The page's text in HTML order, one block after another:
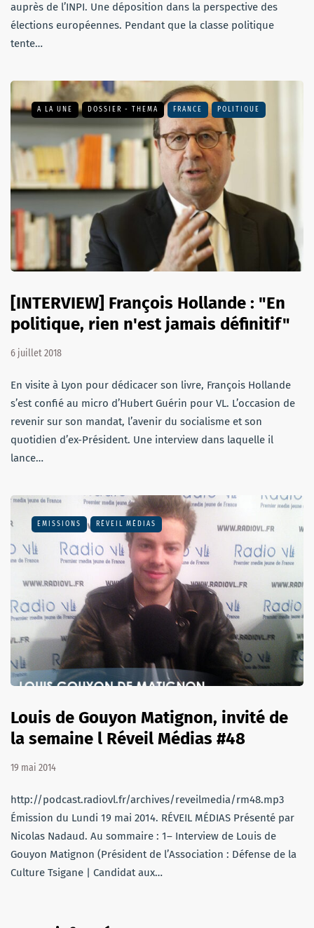
auprès de l’INPI. Une déposition dans la perspective des
élections européennes. Pendant que la classe politique
tente…
A LA UNE DOSSIER - THEMA FRANCE POLITIQUE
[INTERVIEW] François Hollande : "En
politique, rien n'est jamais définitif"
6 juillet 2018
En visite à Lyon pour dédicacer son livre, François Hollande
s’est confié au micro d’Hubert Guérin pour VL. L’occasion de
revenir sur son mandat, l’avenir du socialisme et son
quotidien d’ex-Président. Une interview dans laquelle il
lance…
EMISSIONS RÉVEIL MÉDIAS
Louis de Gouyon Matignon, invité de
la semaine l Réveil Médias #48
19 mai 2014
http://podcast.radiovl.fr/archives/reveilmedia/rm48.mp3
Émission du Lundi 19 mai 2014. RÉVEIL MÉDIAS Présenté par
Nicolas Nadaud. Au sommaire : 1– Interview de Louis de
Gouyon Matignon (Président de l’Association : Défense de la
Culture Tsigane | Candidat aux…